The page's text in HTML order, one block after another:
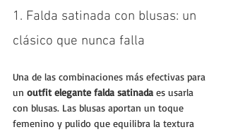
1. Falda satinada con blusas: un
clásico que nunca falla
Una de las combinaciones más efectivas para
un outfit elegante falda satinada es usarla
con blusas. Las blusas aportan un toque
femenino y pulido que equilibra la textura